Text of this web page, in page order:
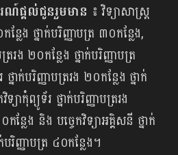
ផ្តល់ជូន​រួមមាន ៖វិទ្យាសាស្រ្ត​
លែង ថ្នាក់បរិញ្ញាបត្រ ៣០កន្លែង,
ររង ២០កន្លែង ថ្នាក់បរិញ្ញាបត្រ
នាក់បរិញ្ញាបត្ររង ២០កន្លែង ថ្នាក់
យា​កុំព្យូទ័រ ថ្នាក់បរិញ្ញាបត្ររង
ន្លែង និង បច្ចេកវិទ្យាអគ្គិសនី ថ្នាក់
បរិញ្ញាបត្រ ៤០កន្លែង។